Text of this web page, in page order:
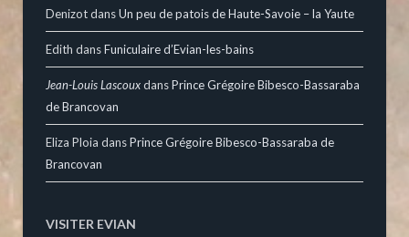
DenizotdansUn peu de patois de Haute-Savoie – la Yaute
Edith dansFuniculaire d’Evian-les-bains
Jean-Louis LascouxdansPrince Grégoire Bibesco-Bassaraba
de Brancovan
Eliza Ploia dansPrince Grégoire Bibesco-Bassaraba de
Brancovan
VISITER EVIAN